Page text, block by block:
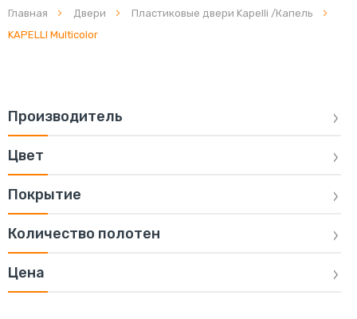
Главная Двери
Пластиковые двери Kapelli /Капель
KAPELLI Мulticolor
Производитель
Цвет
Покрытие
Количество полотен
Цена